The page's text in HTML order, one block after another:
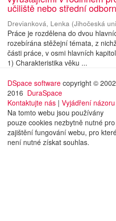
učiliště nebo střední
Drevianková, Lenka (Jihočeská
Práce je rozdělena do dvou
rozebírána stěžejní témata, z
části práce, v osmi hlavních
1) Charakteristika věku ...
DSpace software copyright ©
2016 DuraSpace
Kontaktujte nás | Vyjádření názoru
Na tomto webu jsou používány
pouze cookies nezbytně nutné pro
zajištění fungování webu, pro
není nutné získat souhlas.